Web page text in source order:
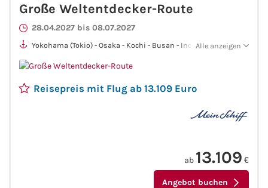
Mittelmeer-Kreuzfahrt
Kanaren-Kreuzfahrt
Karibik-Kreuzfahrt
Große Weltentdecker-Route
28.04.2027 bis 08.07.2027
Yokohama (Tokio) - Osaka - Kochi - Busan - Incheon (Seoul) -
Phu My (Ho-Chi-Minh-Stadt) - Koh Samui - Laem Chabang
Malé - Port Louis - Le Port - Gqeberha (ehem. Port Elizabeth) -
Vicente) - Las Palmas (Gran Canaria) - Gibraltar - Palma
Alle anzeigen
Reisepreis mit Flug ab 13.109 Euro
ab 13.109 €
Angebot buchen